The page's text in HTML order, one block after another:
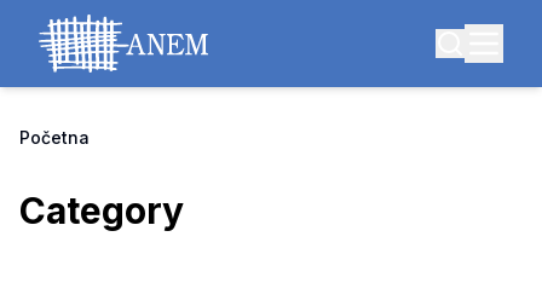
Početna
Category